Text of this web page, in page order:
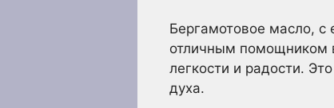
Бергамотовое масло,
отличным помощником
легкости и радости.
духа.